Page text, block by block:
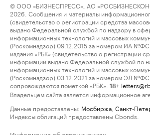
© ООО «БИЗНЕСПРЕСС», АО
2026. Сообщения и материалы
(свидетельство о регистрации средства
выдано Федеральной службой по надзору в
информационных технологий и массовых
(Роскомнадзор) 09.12.2015 за номером ИА
издания «РБК» (свидетельство о регистрации
информации выдано Федеральной службой по
информационных технологий и массовых
(Роскомнадзор) 03.12.2021 за номером ЭЛ
сопровождаются пометкой «РБК».
18+
Владельцем сайта является информационное
Данные предоставлены: Мосбиржа Санкт-
Индексы облигаций предоставлены Cbonds.